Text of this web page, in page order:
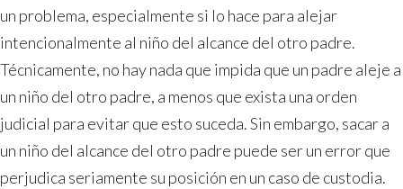
un problema, especialmente si lo hace para alejar
intencionalmente al niño del alcance del otro padre.
Técnicamente, no hay nada que impida que un padre aleje a
un niño del otro padre, a menos que exista una orden
judicial para evitar que esto suceda. Sin embargo, sacar a
un niño del alcance del otro padre puede ser un error que
perjudica seriamente su posición en un caso de custodia.